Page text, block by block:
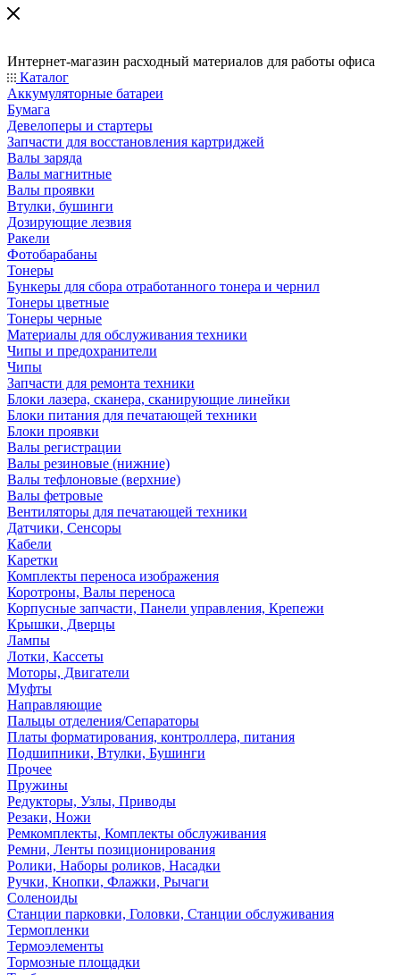
Интернет-магазин расходный материалов для работы офиса
Каталог
Аккумуляторные батареи
Бумага
Девелоперы и стартеры
Запчасти для восстановления картриджей
Валы заряда
Валы магнитные
Валы проявки
Втулки, бушинги
Дозирующие лезвия
Ракели
Фотобарабаны
Тонеры
Бункеры для сбора отработанного тонера и чернил
Тонеры цветные
Тонеры черные
Материалы для обслуживания техники
Чипы и предохранители
Чипы
Запчасти для ремонта техники
Блоки лазера, сканера, сканирующие линейки
Блоки питания для печатающей техники
Блоки проявки
Валы регистрации
Валы резиновые (нижние)
Валы тефлоновые (верхние)
Валы фетровые
Вентиляторы для печатающей техники
Датчики, Сенсоры
Кабели
Каретки
Комплекты переноса изображения
Коротроны, Валы переноса
Корпусные запчасти, Панели управления, Крепежи
Крышки, Дверцы
Лампы
Лотки, Кассеты
Моторы, Двигатели
Муфты
Направляющие
Пальцы отделения/Сепараторы
Платы форматирования, контроллера, питания
Подшипники, Втулки, Бушинги
Прочее
Пружины
Редукторы, Узлы, Приводы
Резаки, Ножи
Ремкомплекты, Комплекты обслуживания
Ремни, Ленты позиционирования
Ролики, Наборы роликов, Насадки
Ручки, Кнопки, Флажки, Рычаги
Соленоиды
Станции парковки, Головки, Станции обслуживания
Термопленки
Термоэлементы
Тормозные площадки